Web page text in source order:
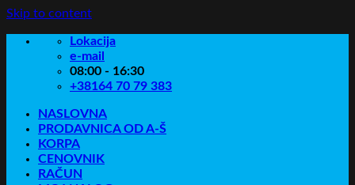
Skip to content
Lokacija
e-mail
08:00 - 16:30
+38164 70 79 383
NASLOVNA
PRODAVNICA OD A-Š
KORPA
CENOVNIK
RAČUN